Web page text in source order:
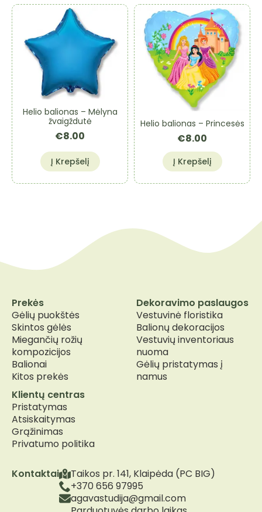
Helio balionas – Mėlyna
žvaigždutė
€8.00
Į Krepšelį
Helio balionas – Princesės
€8.00
Į Krepšelį
Kontaktai
Taikos pr. 141, Klaipėda (PC BIG)
+370 656 97995
agavastudija@gmail.com
Prekės
Gėlių puokštės
Skintos gėlės
Miegančių rožių
kompozicijos
Balionai
Kitos prekės
Dekoravimo paslaugos
Vestuvinė floristika
Balionų dekoracijos
Vestuvių inventoriaus
nuoma
Gėlių pristatymas į
namus
Klientų centras
Pristatymas
Atsiskaitymas
Grąžinimas
Privatumo politika